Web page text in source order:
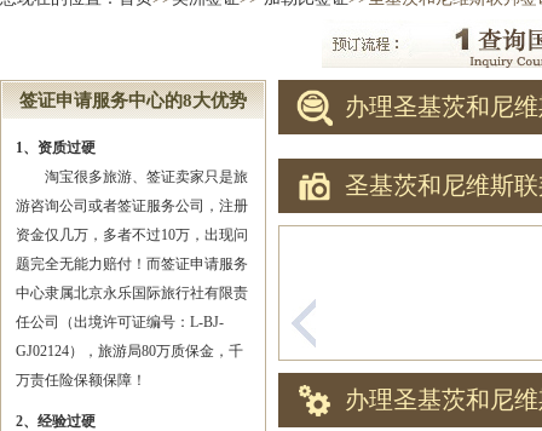
签证申请服务中心的8大优势
1、资质过硬
淘宝很多旅游、签证卖家只是旅
游咨询公司或者签证服务公司，注册
资金仅几万，多者不过10万，出现问
题完全无能力赔付！而签证申请服务
中心隶属北京永乐国际旅行社有限责
任公司（出境许可证编号：L-BJ-
GJ02124），旅游局80万质保金，千
万责任险保额保障！
2、经验过硬
办理圣基茨和尼
圣基茨和尼维斯
办理圣基茨和尼